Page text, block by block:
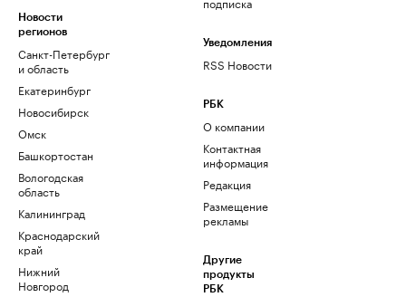
Новости
регионов
Санкт-Петербург
и область
Екатеринбург
Новосибирск
Омск
Башкортостан
Вологодская
область
Калининград
Краснодарский
край
Нижний
Новгород
Уведомления
RSS Новости
РБК
О компании
Контактная
информация
Редакция
Размещение
рекламы
Другие
продукты
РБК